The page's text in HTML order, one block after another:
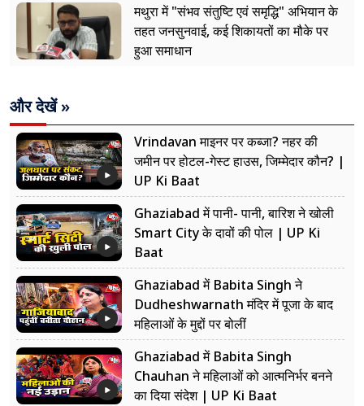
मथुरा में "संभव संतुष्टि एवं समृद्धि" अभियान के
तहत जनसुनवाई, कई शिकायतों का मौके पर
हुआ समाधान
और देखें »
Vrindavan माइनर पर कब्जा? नहर की
जमीन पर होटल-गेस्ट हाउस, जिम्मेदार कौन? |
UP Ki Baat
Ghaziabad में पानी- पानी, बारिश ने खोली
Smart City के दावों की पोल | UP Ki
Baat
Ghaziabad में Babita Singh ने
Dudheshwarnath मंदिर में पूजा के बाद
महिलाओं के मुद्दों पर बोलीं
Ghaziabad में Babita Singh
Chauhan ने महिलाओं को आत्मनिर्भर बनने
का दिया संदेश | UP Ki Baat